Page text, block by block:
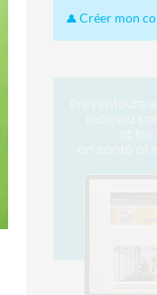
Créer mon